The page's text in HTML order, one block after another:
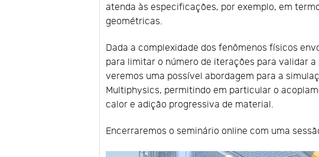
atenda às especificações, por exemplo, em
geométricas.
Dada a complexidade dos fenômenos físicos
para limitar o número de iterações para validar
veremos uma possível abordagem para a
Multiphysics, permitindo em particular o
calor e adição progressiva de material.
Encerraremos o seminário online com uma